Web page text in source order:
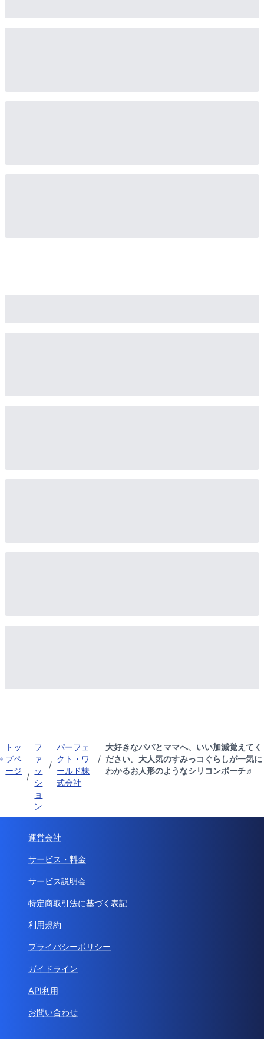
トッ
プペ
ージ
/
フ
ァ
ッ
シ
ョ
ン
/
パーフェ
クト・ワ
ールド株
式会社
/
大好きなパパとママへ、いい加減覚えてく
ださい。大人気のすみっコぐらしが一気に
わかるお人形のようなシリコンポーチ♬
運営会社
サービス・料金
サービス説明会
特定商取引法に基づく表記
利用規約
プライバシーポリシー
ガイドライン
API利用
お問い合わせ